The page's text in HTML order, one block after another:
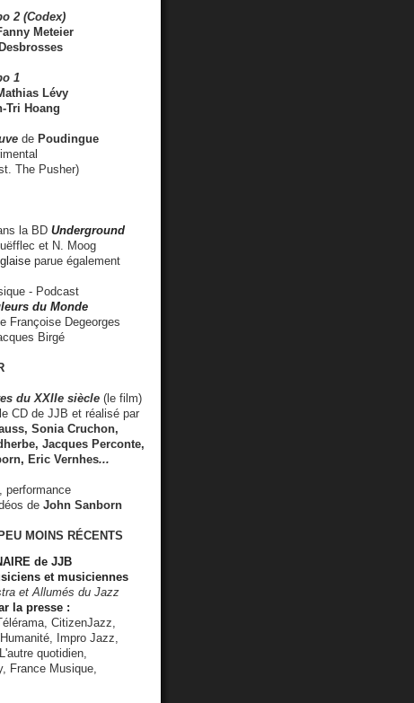
2 (Codex)
Meteier
1
Lévy
Tri Hoang
de Poudingue
The Pusher)
la BD Underground
et N. Moog
parue également
- Podcast
du Monde
Degeorges
Birgé
du XXIIe siècle (le film)
CD de JJB et réalisé par
Sonia Cruchon,
Jacques Perconte,
, Eric Vernhes...
, performance
de John Sanborn
MOINS RÉCENTS
de JJB
et musiciennes
et Allumés du Jazz
la presse :
CitizenJazz,
Impro Jazz,
quotidien,
France Musique,